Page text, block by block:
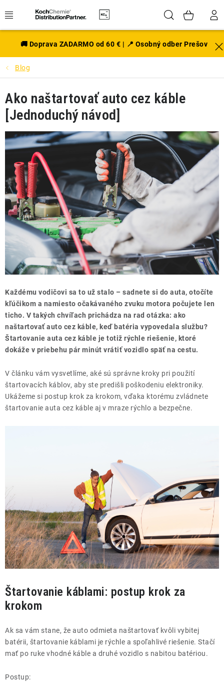
na
Hľadať
EXTERIÉR
DISKY A PNEU
INTERIÉR
PRÍSLUŠENSTVO
VÔNE DO AUTA
VÝHODNÉ SADY
NOVINKY V SORTIMENTE
THE FINISHER
DARČEKOVÉ POUKAZY
ČISTENIE A ÚDRŽBA LODÍ
ZNAČKY
Obchodní zástupcovia
Sledovanie zásielky Blog
🚚 Doprava ZADARMO od 60 € | 📍 Osobný odber Prešov
Blog
Ako naštartovať auto cez káble
[Jednoduchý návod]
Každému vodičovi sa to už stalo – sadnete si do auta, otočíte
kľúčikom a namiesto očakávaného zvuku motora počujete len
ticho. V takých chvíľach prichádza na rad otázka: ako
naštartovať auto cez káble, keď batéria vypovedala službu?
Štartovanie auta cez káble je totiž rýchle riešenie, ktoré
dokáže v priebehu pár minút vrátiť vozidlo späť na cestu.
V článku vám vysvetlíme, aké sú správne kroky pri použití
štartovacích káblov, aby ste predišli poškodeniu elektroniky.
Ukážeme si postup krok za krokom, vďaka ktorému zvládnete
štartovanie auta cez káble aj v mraze rýchlo a bezpečne.
Štartovanie káblami: postup krok za
krokom
Ak sa vám stane, že auto odmieta naštartovať kvôli vybitej
batérii, štartovanie káblami je rýchle a spoľahlivé riešenie. Stačí
mať po ruke vhodné káble a druhé vozidlo s nabitou batériou.
Postup: